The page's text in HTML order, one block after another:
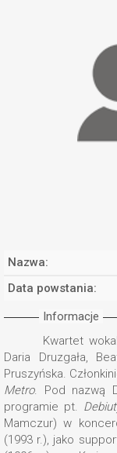
Nazwa:
Data powstania:
Informacje
Kwartet
Daria Druzgała,
Pruszyńska.
Metro. Pod nazwą
programie pt.
Mamczur) w
(1993 r.), jako